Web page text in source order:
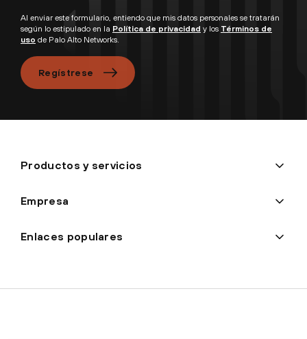
Al enviar este formulario, entiendo que mis datos personales se tratarán
según lo estipulado en la Política de privacidad y los Términos de
uso de Palo Alto Networks.
Regístrese
Productos y servicios
Empresa
Enlaces populares